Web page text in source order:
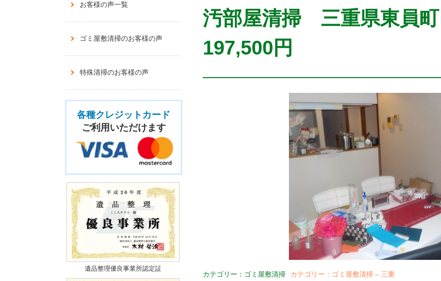
汚部屋清掃 三重県東
197,500円
カテゴリー：ゴミ屋敷清掃 カテゴリー：ゴミ屋敷清掃 – 三重
お客様の声一覧
ゴミ屋敷清掃のお客様の声
特殊清掃のお客様の声
各種クレジットカード
ご利用いただけます
遺品整理優良事業所認定証